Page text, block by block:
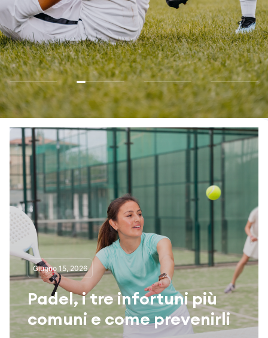
Giugno 15, 2026
Padel, i tre infortuni più
comuni e come prevenirli